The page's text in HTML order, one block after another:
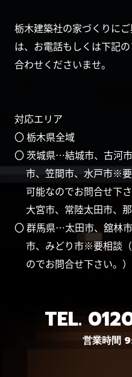
栃木建築社の家づくりに
は、お電話もしくは下記
合わせくださいませ。
対応エリア
〇 栃木県全域
〇 茨城県…結城市、古河
市、笠間市、水戸市※
可能なのでお問合せ下
大宮市、常陸太田市、
〇 群馬県…太田市、舘林
市、みどり市※要相談
のでお問合せ下さい。
TEL.
営業時間